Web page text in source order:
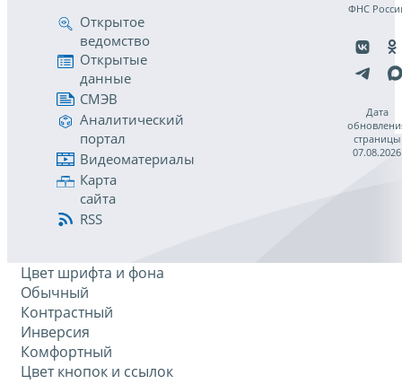
Открытое
ведомство
Открытые
данные
СМЭВ
Аналитический
портал
Видеоматериалы
Карта
сайта
RSS
ФНС
Дата
страницы
07.08.2026
Цвет шрифта и фона
Обычный
Контрастный
Инверсия
Комфортный
Цвет кнопок и ссылок